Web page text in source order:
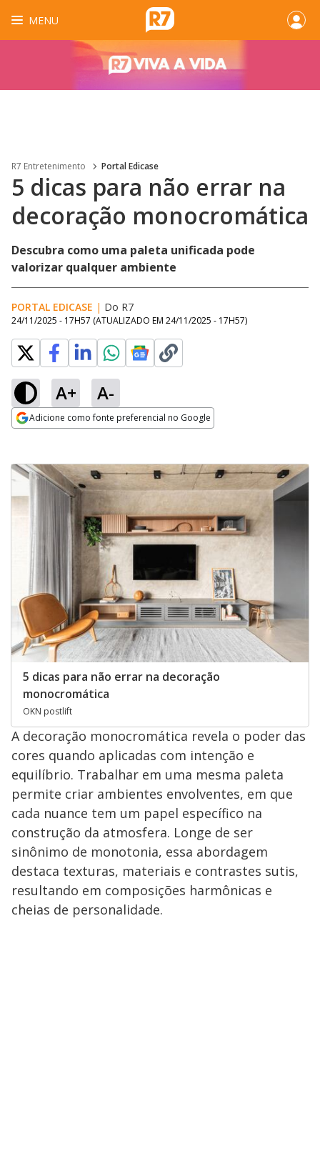
MENU
R7 Entretenimento Portal Edicase
5 dicas para não errar na
decoração monocromática
Descubra como uma paleta unificada pode
valorizar qualquer ambiente
PORTAL EDICASE | Do R7
24/11/2025 - 17H57 (ATUALIZADO EM 24/11/2025 - 17H57)
A+ A-
Adicione como fonte preferencial no Google
5 dicas para não errar na decoração
monocromática
OKN postlift
A decoração monocromática revela o poder das
cores quando aplicadas com intenção e
equilíbrio. Trabalhar em uma mesma paleta
permite criar ambientes envolventes, em que
cada nuance tem um papel específico na
construção da atmosfera. Longe de ser
sinônimo de monotonia, essa abordagem
destaca texturas, materiais e contrastes sutis,
resultando em composições harmônicas e
cheias de personalidade.